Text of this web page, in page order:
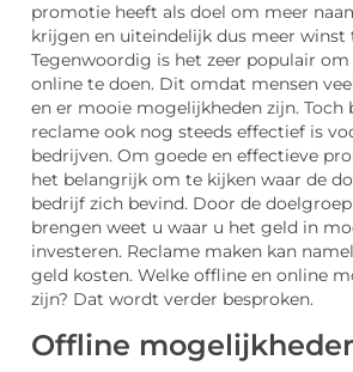
promotie heeft als doel om meer
krijgen en uiteindelijk dus meer winst
Tegenwoordig is het zeer populair
online te doen. Dit omdat mensen
en er mooie mogelijkheden zijn.
reclame ook nog steeds effectief is
bedrijven. Om goede en effectieve
het belangrijk om te kijken waar de
bedrijf zich bevind. Door de
brengen weet u waar u het geld in
investeren. Reclame maken kan
geld kosten. Welke offline en online
zijn? Dat wordt verder besproken.
Offline